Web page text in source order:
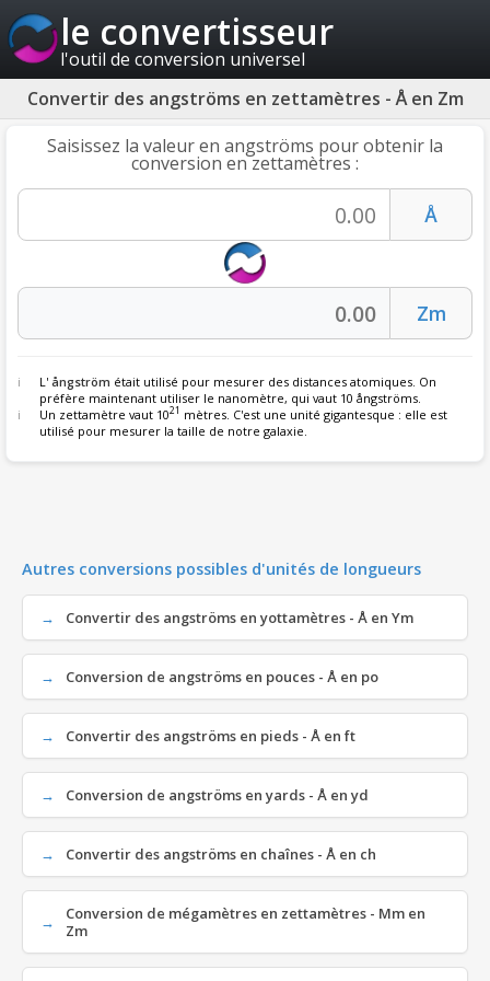
le convertisseur
l'outil de conversion universel
Convertir des angströms en zettamètres - Å en Zm
Saisissez la valeur en angströms pour obtenir la
conversion en zettamètres :
L' ångström était utilisé pour mesurer des distances atomiques. On
préfère maintenant utiliser le nanomètre, qui vaut 10 ångströms.
Un zettamètre vaut 1021
mètres. C'est une unité gigantesque : elle est
utilisé pour mesurer la taille de notre galaxie.
Autres conversions possibles d'unités de longueurs
Convertir des angströms en yottamètres - Å en Ym
Conversion de angströms en pouces - Å en po
Convertir des angströms en pieds - Å en ft
Conversion de angströms en yards - Å en yd
Convertir des angströms en chaînes - Å en ch
Conversion de mégamètres en zettamètres - Mm en
Zm